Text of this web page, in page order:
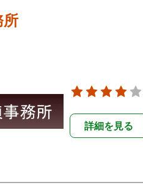
所
詳細を見る